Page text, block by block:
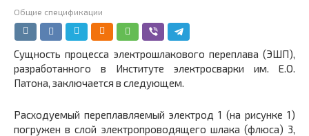
Общие спецификации
Сущность процесса электрошлакового переплава (ЭШП),
разработанного в Институте электросварки им. Е.О.
Патона, заключается в следующем.
Расходуемый переплавляемый электрод 1 (на рисунке 1)
погружен в слой электропроводящего шлака (флюса) 3,